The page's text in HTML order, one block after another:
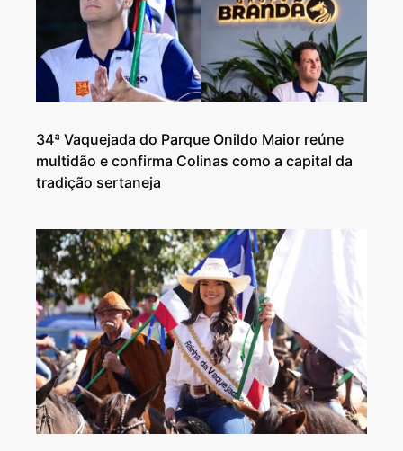
34ª Vaquejada do Parque Onildo Maior reúne
multidão e confirma Colinas como a capital da
tradição sertaneja